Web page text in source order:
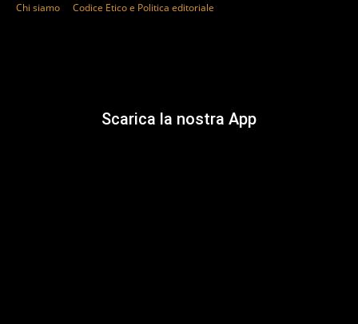
Chi siamo Codice Etico e Politica editoriale
Scarica la nostra App